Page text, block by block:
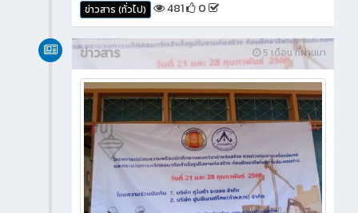
ข่าวสาร (ทั่วไป) 481 0
5 เดือน ที่ผ่านมา
ข่าวสาร